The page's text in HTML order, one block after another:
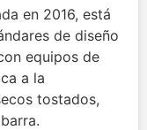
en 2016, está
de diseño
equipos de
a la
tostados,